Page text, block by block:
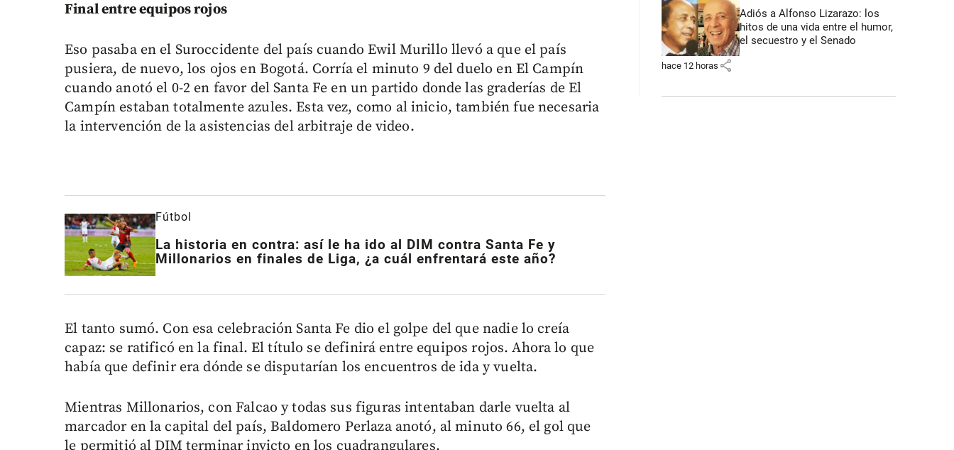
Final entre equipos rojos
Eso pasaba en el Suroccidente del país cuando Ewil Murillo llevó a que el país
pusiera, de nuevo, los ojos en Bogotá. Corría el minuto 9 del duelo en El Campín
cuando anotó el 0-2 en favor del Santa Fe en un partido donde las graderías de El
Campín estaban totalmente azules. Esta vez, como al inicio, también fue necesaria
la intervención de la asistencias del arbitraje de video.
Fútbol
La historia en contra: así le ha ido al DIM contra Santa Fe y
Millonarios en finales de Liga, ¿a cuál enfrentará este año?
El tanto sumó. Con esa celebración Santa Fe dio el golpe del que nadie lo creía
capaz: se ratificó en la final. El título se definirá entre equipos rojos. Ahora lo que
había que definir era dónde se disputarían los encuentros de ida y vuelta.
Mientras Millonarios, con Falcao y todas sus figuras intentaban darle vuelta al
marcador en la capital del país, Baldomero Perlaza anotó, al minuto 66, el gol que
le permitió al DIM terminar invicto en los cuadrangulares.
Adiós a Alfonso Lizarazo: los
hitos de una vida entre el humor,
el secuestro y el Senado
hace 12 horas share